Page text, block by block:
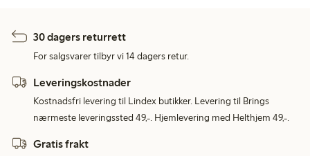
30 dagers returrett
For salgsvarer tilbyr vi 14 dagers retur.
Leveringskostnader
Kostnadsfri levering til Lindex butikker. Levering til Brings
nærmeste leveringssted 49,-. Hjemlevering med Helthjem 49,-.
Gratis frakt